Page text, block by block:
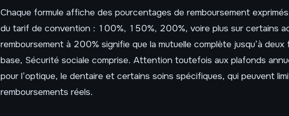
Chaque formule affiche des pourcentages de remboursement
du tarif de convention : 100%, 150%, 200%, voire plus sur certains
remboursement à 200% signifie que la mutuelle complète jusqu’à
base, Sécurité sociale comprise. Attention toutefois aux plafonds
pour l’optique, le dentaire et certains soins spécifiques, qui peuvent
remboursements réels.